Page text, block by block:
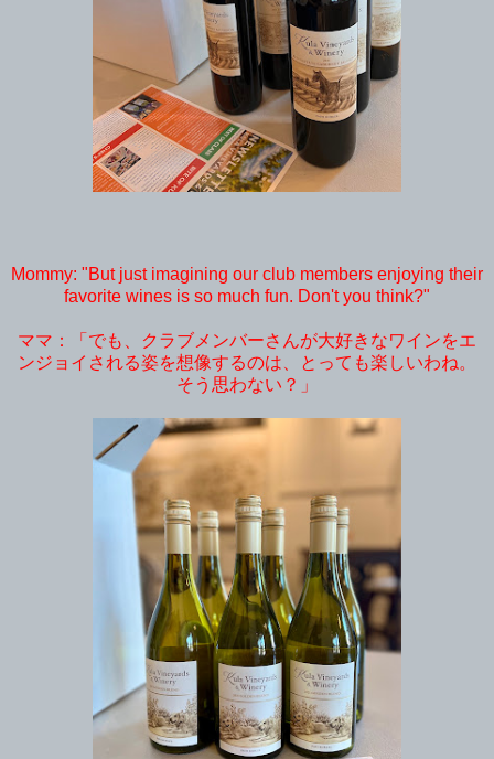
Mommy: "But just imagining our club members enjoying their
favorite wines is so much fun. Don't you think?"
ママ：「でも、クラブメンバーさんが大好きなワインをエ
ンジョイされる姿を想像するのは、とっても楽しいわね。
そう思わない？」